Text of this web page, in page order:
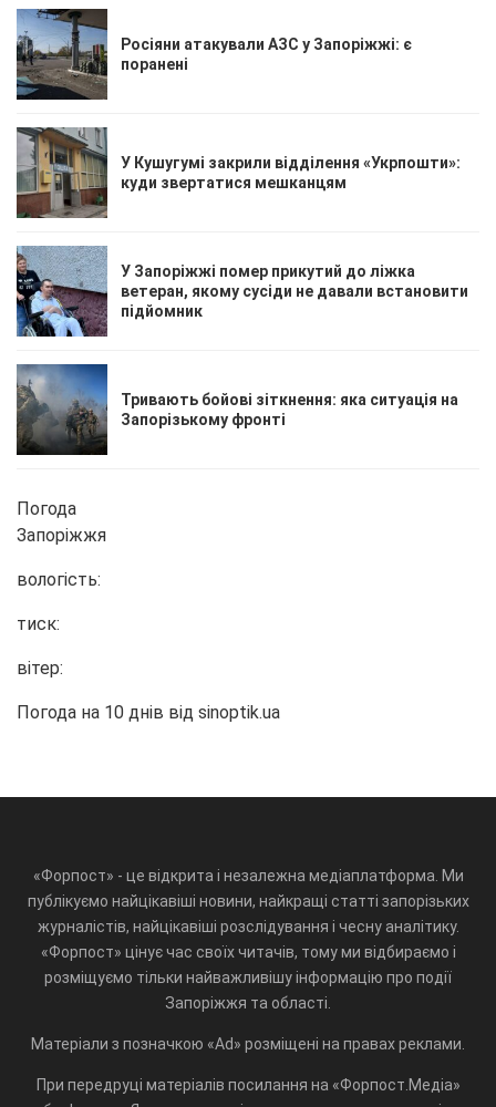
Росіяни атакували АЗС у Запоріжжі: є
поранені
У Кушугумі закрили відділення «Укрпошти»:
куди звертатися мешканцям
У Запоріжжі помер прикутий до ліжка
ветеран, якому сусіди не давали встановити
підйомник
Тривають бойові зіткнення: яка ситуація на
Запорізькому фронті
Погода
Запоріжжя
вологість:
тиск:
вітер:
Погода на 10 днів від sinoptik.ua
«Форпост» - це відкрита і незалежна медіаплатформа. Ми
публікуємо найцікавіші новини, найкращі статті запорізьких
журналістів, найцікавіші розслідування і чесну аналітику.
«Форпост» цінує час своїх читачів, тому ми відбираємо і
розміщуємо тільки найважливішу інформацію про події
Запоріжжя та області.
Матеріали з позначкою «Ad» розміщені на правах реклами.
При передруці матеріалів посилання на «Форпост.Медіа»